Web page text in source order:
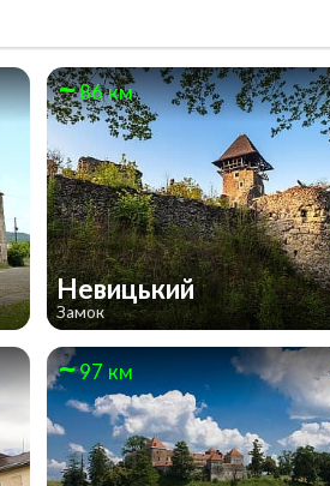
86 км
Невицький
Замок
97 км